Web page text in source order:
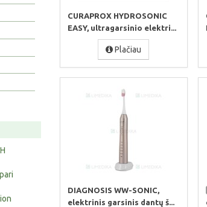
CURAPROX HYDROSONIC
EASY, ultragarsinio elektri...
Plačiau
DIAGNOSIS WW-SONIC,
elektrinis garsinis dantų š...